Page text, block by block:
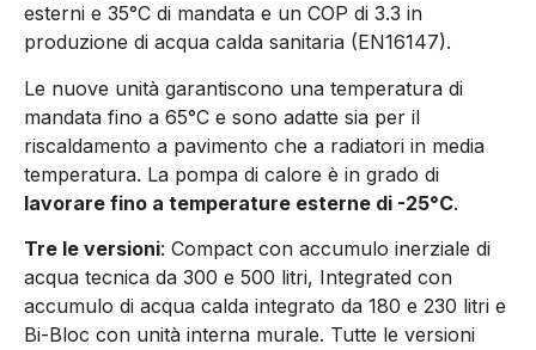
esterni e 35°C di mandata e un COP di 3.3 in
produzione di acqua calda sanitaria (EN16147).
Le nuove unità garantiscono una temperatura di
mandata fino a 65°C e sono adatte sia per il
riscaldamento a pavimento che a radiatori in media
temperatura. La pompa di calore è in grado di
lavorare fino a temperature esterne di -25°C.
Tre le versioni: Compact con accumulo inerziale di
acqua tecnica da 300 e 500 litri, Integrated con
accumulo di acqua calda integrato da 180 e 230 litri e
Bi-Bloc con unità interna murale. Tutte le versioni